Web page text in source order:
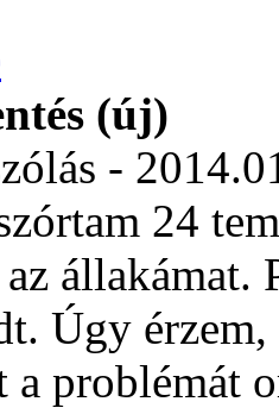
(új)
-
24
állakámat.
Úgy
a problémát